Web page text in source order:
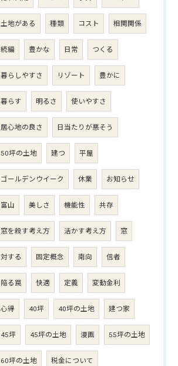
土地がある 種類 コスト 相関関係
続編 豊かな 日常 つくる
暮らしやすさ リゾート 豊かに
暮らす 明るさ 使いやすさ
居心地の良さ 日当たりが悪そう
50坪の土地 建つ 平屋
ゴールデンウイーク 休業 お知らせ
富山 美しさ 機能性 共存
窓を殺す考え方 活かす考え方 窓
対する 固定概念 南向 信者
陥る罠 快適 定義 変動金利
心得 40坪 40坪の土地 建つ家
45坪 45坪の土地 漫画 55坪の土地
60坪の土地 税金について